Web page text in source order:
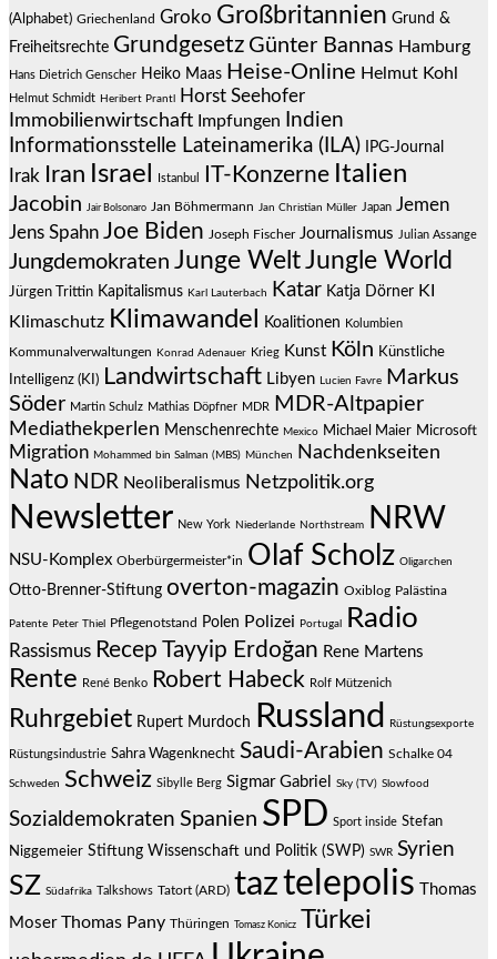
(Alphabet) Griechenland Groko Großbritannien Grund &
Freiheitsrechte Grundgesetz Günter Bannas Hamburg
Hans Dietrich Genscher Heiko Maas Heise-Online Helmut Kohl
Helmut Schmidt Heribert Prantl Horst Seehofer
Immobilienwirtschaft Impfungen
Indien
Informationsstelle Lateinamerika (ILA)
IPG-Journal
Irak Iran Israel Istanbul IT-Konzerne Italien
Jacobin Jair Bolsonaro Jan Böhmermann Jan Christian Müller Japan Jemen
Jens Spahn Joe Biden Joseph Fischer Journalismus Julian Assange
Jungdemokraten Junge WeltJungle World
Jürgen Trittin Kapitalismus Karl Lauterbach Katar Katja Dörner KI
Klimaschutz Klimawandel Koalitionen Kolumbien
Kommunalverwaltungen Konrad Adenauer Krieg Kunst Köln Künstliche
Intelligenz (KI) Landwirtschaft Libyen Lucien Favre
Markus
Söder Martin Schulz Mathias Döpfner MDR MDR-Altpapier
Mediathekperlen Menschenrechte Mexico Michael Maier Microsoft
Migration Mohammed bin Salman (MBS) München Nachdenkseiten
Nato NDR Neoliberalismus Netzpolitik.org
Newsletter New York Niederlande Northstream NRW
NSU-Komplex Oberbürgermeister*in Olaf Scholz Oligarchen
Otto-Brenner-Stiftung overton-magazin Oxiblog Palästina
Patente Peter Thiel Pflegenotstand Polen Polizei Portugal Radio
Rassismus Recep Tayyip Erdoğan Rene Martens
Rente René Benko Robert Habeck Rolf Mützenich
Ruhrgebiet Rupert Murdoch Russland Rüstungsexporte
Rüstungsindustrie Sahra Wagenknecht Saudi-Arabien Schalke 04
Schweden Schweiz Sibylle Berg Sigmar Gabriel Sky (TV) Slowfood
Sozialdemokraten Spanien SPD Sport inside Stefan
Niggemeier Stiftung Wissenschaft und Politik (SWP) SWR Syrien
SZ Südafrika Talkshows Tatort (ARD) taztelepolis Thomas
Moser Thomas Pany Thüringen Tomasz Konicz Türkei